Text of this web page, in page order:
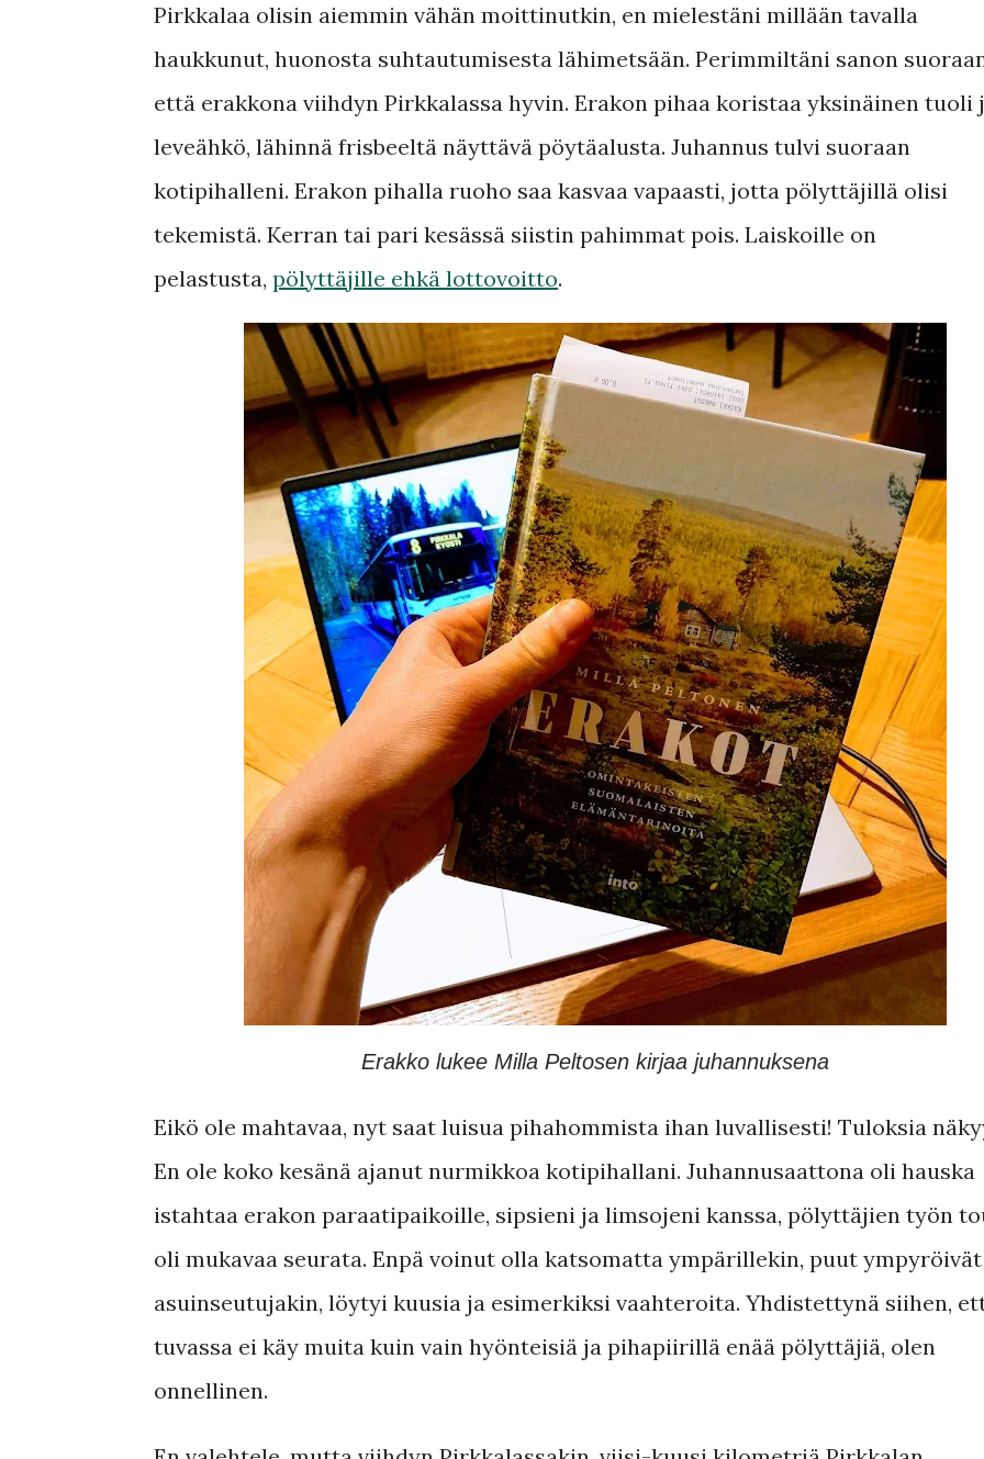
Pirkkalaa olisin aiemmin vähän moittinutkin, en mielestäni millään tavalla
haukkunut, huonosta suhtautumisesta lähimetsään. Perimmiltäni sanon
että erakkona viihdyn Pirkkalassa hyvin. Erakon pihaa koristaa yksinäinen tuoli
leveähkö, lähinnä frisbeeltä näyttävä pöytäalusta. Juhannus tulvi suoraan
kotipihalleni. Erakon pihalla ruoho saa kasvaa vapaasti, jotta pölyttäjillä olisi
tekemistä. Kerran tai pari kesässä siistin pahimmat pois. Laiskoille on
pelastusta, pölyttäjille ehkä lottovoitto.
Erakko lukee Milla Peltosen kirjaa juhannuksena
Eikö ole mahtavaa, nyt saat luisua pihahommista ihan luvallisesti! Tuloksia
En ole koko kesänä ajanut nurmikkoa kotipihallani. Juhannusaattona oli hauska
istahtaa erakon paraatipaikoille, sipsieni ja limsojeni kanssa, pölyttäjien työn
oli mukavaa seurata. Enpä voinut olla katsomatta ympärillekin, puut ympyröivät
asuinseutujakin, löytyi kuusia ja esimerkiksi vaahteroita. Yhdistettynä siihen,
tuvassa ei käy muita kuin vain hyönteisiä ja pihapiirillä enää pölyttäjiä, olen
onnellinen.